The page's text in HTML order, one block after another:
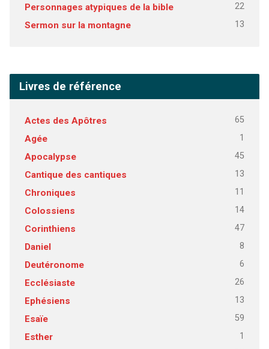
Personnages atypiques de la bible 22
Sermon sur la montagne 13
Livres de référence
Actes des Apôtres 65
Agée 1
Apocalypse 45
Cantique des cantiques 13
Chroniques 11
Colossiens 14
Corinthiens 47
Daniel 8
Deutéronome 6
Ecclésiaste 26
Ephésiens 13
Esaïe 59
Esther 1